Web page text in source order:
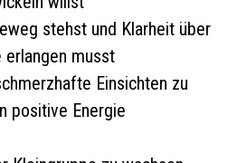
stehst und Klarheit über
musst
Einsichten zu
positive Energie